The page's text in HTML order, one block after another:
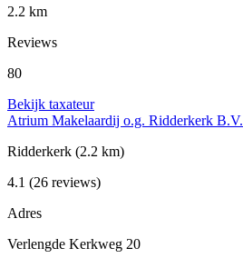
2.2 km
Reviews
80
Bekijk taxateur
Atrium Makelaardij o.g. Ridderkerk B.V.
Ridderkerk (2.2 km)
4.1 (26 reviews)
Adres
Verlengde Kerkweg 20